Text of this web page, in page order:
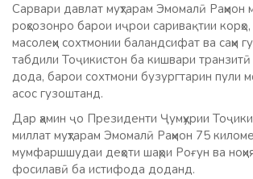
Сарвари давлат муҳтарам Эмомалӣ Раҳмон
роҳсозонро барои иҷрои саривақтии
масолеҳи сохтмонии баландсифат ва саҳм
табдили Тоҷикистон ба кишвари транзитӣ
дода, барои сохтмони бузургтарин пули
асос гузоштанд.
Дар ҳамин ҷо Президенти Ҷумҳурии
миллат муҳтарам Эмомалӣ Раҳмон 75
мумфаршшудаи деҳоти шаҳри Роғун ва
фосилавӣ ба истифода доданд.